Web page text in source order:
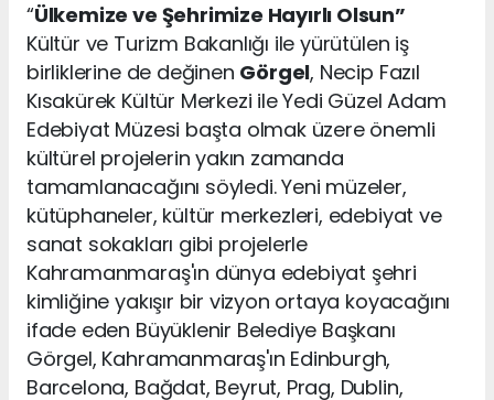
“Ülkemize ve Şehrimize Hayırlı Olsun”
Kültür ve Turizm Bakanlığı ile yürütülen iş
birliklerine de değinen Görgel, Necip Fazıl
Kısakürek Kültür Merkezi ile Yedi Güzel Adam
Edebiyat Müzesi başta olmak üzere önemli
kültürel projelerin yakın zamanda
tamamlanacağını söyledi. Yeni müzeler,
kütüphaneler, kültür merkezleri, edebiyat ve
sanat sokakları gibi projelerle
Kahramanmaraş'ın dünya edebiyat şehri
kimliğine yakışır bir vizyon ortaya koyacağını
ifade eden Büyüklenir Belediye Başkanı
Görgel, Kahramanmaraş'ın Edinburgh,
Barcelona, Bağdat, Beyrut, Prag, Dublin,